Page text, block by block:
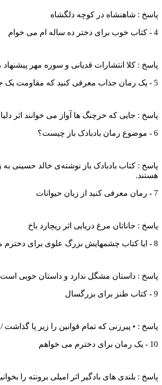
پاسخ : شاهنشاه در کوچه دلگشاه
4 - کتاب خوب برای دختر ده ساله ام می خوام
پاسخ : کلا انتشارات قدیانی و سوره مهر
5 - یک رمان جذاب معرفی کنید که مقاومت یک جوان در مقابل سختی ها را نشان می دهد
پاسخ : جایی که خرچنگ ها آواز می خوانند اثر دلیا
6 - موضوع رمان بادبادک باز چیست؟
پاسخ : کتاب بادبادک باز نوشته‌ی خالد حسینی
هستند.
7 - رمان معرفی کنید از زبان حیوانات
پاسخ : جاناتان مرغ دریایی اثر ریچارد باخ
8 - ایا کتاب چشمهایش بزرگ علوی برای دخترم مناسب است
پاسخ : داستان مشگل ندارد و داستان خوبی است
9 - کتاب طنز برای بزرگسال
پاسخ : • پیرزنی که تمام قوانین را زیر پا
10 - یک رمان برای دخترم می خواهم
پاسخ : بلندی های بادگیر اثر امیلی برونته را